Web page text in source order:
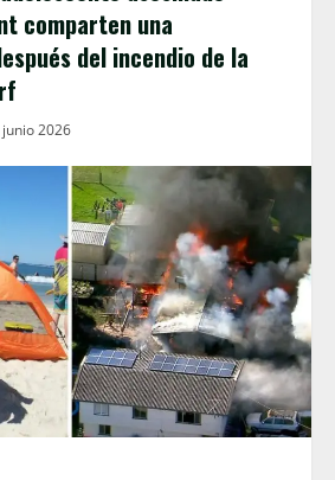
comparten una
del incendio de la
2026